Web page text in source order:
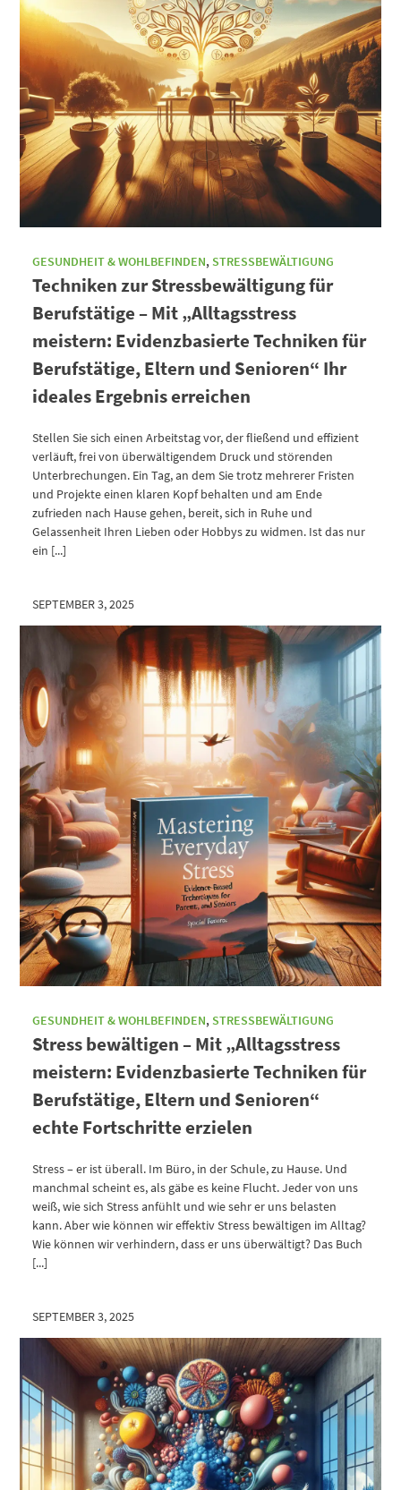
GESUNDHEIT & WOHLBEFINDEN, STRESSBEWÄLTIGUNG
Techniken zur Stressbewältigung für
Berufstätige – Mit „Alltagsstress
meistern: Evidenzbasierte Techniken für
Berufstätige, Eltern und Senioren“ Ihr
ideales Ergebnis erreichen
Stellen Sie sich einen Arbeitstag vor, der fließend und effizient
verläuft, frei von überwältigendem Druck und störenden
Unterbrechungen. Ein Tag, an dem Sie trotz mehrerer Fristen
und Projekte einen klaren Kopf behalten und am Ende
zufrieden nach Hause gehen, bereit, sich in Ruhe und
Gelassenheit Ihren Lieben oder Hobbys zu widmen. Ist das nur
ein [...]
SEPTEMBER 3, 2025
GESUNDHEIT & WOHLBEFINDEN, STRESSBEWÄLTIGUNG
Stress bewältigen – Mit „Alltagsstress
meistern: Evidenzbasierte Techniken für
Berufstätige, Eltern und Senioren“
echte Fortschritte erzielen
Stress – er ist überall. Im Büro, in der Schule, zu Hause. Und
manchmal scheint es, als gäbe es keine Flucht. Jeder von uns
weiß, wie sich Stress anfühlt und wie sehr er uns belasten
kann. Aber wie können wir effektiv Stress bewältigen im Alltag?
Wie können wir verhindern, dass er uns überwältigt? Das Buch
[...]
SEPTEMBER 3, 2025